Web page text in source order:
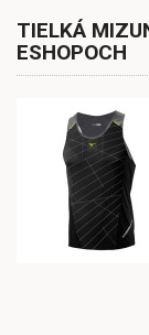
TIELKÁ
ESHOPOCH